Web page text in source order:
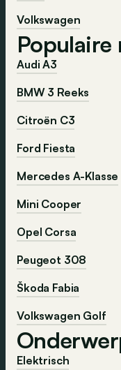
Volkswagen
Populaire
Audi A3
BMW 3 Reeks
Citroën C3
Ford Fiesta
Mercedes A-Klasse
Mini Cooper
Opel Corsa
Peugeot 308
Škoda Fabia
Volkswagen Golf
Elektrisch